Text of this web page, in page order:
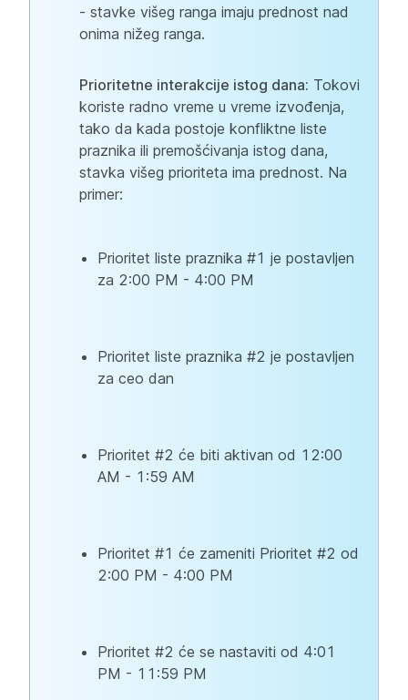
- stavke višeg ranga imaju prednost nad
onima nižeg ranga.
Prioritetne interakcije istog dana: Tokovi
koriste radno vreme u vreme izvođenja,
tako da kada postoje konfliktne liste
praznika ili premošćivanja istog dana,
stavka višeg prioriteta ima prednost. Na
primer:
Prioritet liste praznika #1 je postavljen
za 2:00 PM - 4:00 PM
Prioritet liste praznika #2 je postavljen
za ceo dan
Prioritet #2 će biti aktivan od 12:00
AM - 1:59 AM
Prioritet #1 će zameniti Prioritet #2 od
2:00 PM - 4:00 PM
Prioritet #2 će se nastaviti od 4:01
PM - 11:59 PM